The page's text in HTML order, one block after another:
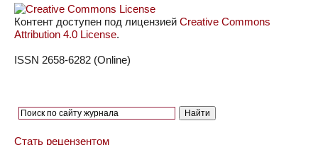
Контент доступен под лицензией Creative Commons
Attribution 4.0 License.
ISSN 2658-6282 (Online)
Стать рецензентом